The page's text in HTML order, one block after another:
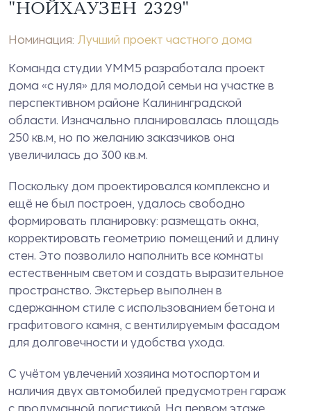
"НОЙХАУЗЕН 2329"
Номинация: Лучший проект частного дома
Команда студии УММ5 разработала проект
дома «с нуля» для молодой семьи на участке в
перспективном районе Калининградской
области. Изначально планировалась площадь
250 кв.м, но по желанию заказчиков она
увеличилась до 300 кв.м.
Поскольку дом проектировался комплексно и
ещё не был построен, удалось свободно
формировать планировку: размещать окна,
корректировать геометрию помещений и длину
стен. Это позволило наполнить все комнаты
естественным светом и создать выразительное
пространство. Экстерьер выполнен в
сдержанном стиле с использованием бетона и
графитового камня, с вентилируемым фасадом
для долговечности и удобства ухода.
С учётом увлечений хозяина мотоспортом и
наличия двух автомобилей предусмотрен гараж
с продуманной логистикой. На первом этаже